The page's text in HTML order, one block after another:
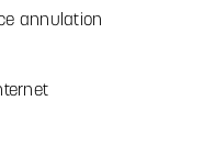
annulation